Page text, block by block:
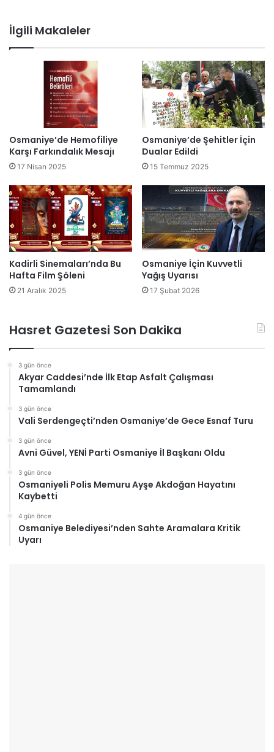
İlgili Makaleler
Osmaniye’de Hemofiliye
Karşı Farkındalık Mesajı
17 Nisan 2025
Osmaniye’de Şehitler İçin
Dualar Edildi
15 Temmuz 2025
Kadirli Sinemaları’nda Bu
Hafta Film Şöleni
21 Aralık 2025
Osmaniye İçin Kuvvetli
Yağış Uyarısı
17 Şubat 2026
Hasret Gazetesi Son Dakika
3 gün önce
Akyar Caddesi’nde İlk Etap Asfalt Çalışması
Tamamlandı
3 gün önce
Vali Serdengeçti’nden Osmaniye’de Gece Esnaf Turu
3 gün önce
Avni Güvel, YENİ Parti Osmaniye İl Başkanı Oldu
3 gün önce
Osmaniyeli Polis Memuru Ayşe Akdoğan Hayatını
Kaybetti
4 gün önce
Osmaniye Belediyesi’nden Sahte Aramalara Kritik
Uyarı